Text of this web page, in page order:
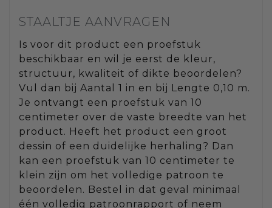
STAALTJE AANVRAGEN
Is voor dit product een proefstuk
beschikbaar en wil je eerst de kleur,
structuur, kwaliteit of dikte beoordelen?
Vul dan bij Aantal 1 in en bij Lengte 0,10 m.
Je ontvangt een proefstuk van 10
centimeter over de vaste breedte van het
product. Heeft het product een groot
dessin of een duidelijke herhaling? Dan
kan een proefstuk van 10 centimeter te
klein zijn om het volledige patroon te
beoordelen. Bestel in dat geval minimaal
één volledig patroonrapport of neem